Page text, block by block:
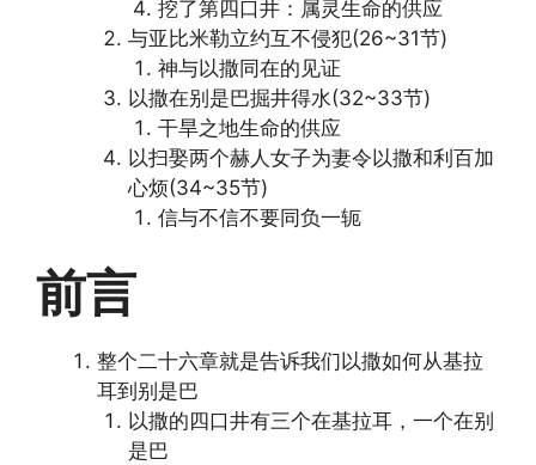
挖了第四口井：属灵生命的供应
与亚比米勒立约互不侵犯(26~31节)
神与以撒同在的见证
以撒在别是巴掘井得水(32~33节)
干旱之地生命的供应
以扫娶两个赫人女子为妻令以撒和利百加
心烦(34~35节)
信与不信不要同负一轭
前言
整个二十六章就是告诉我们以撒如何从基拉
耳到别是巴
以撒的四口井有三个在基拉耳，一个在别
是巴